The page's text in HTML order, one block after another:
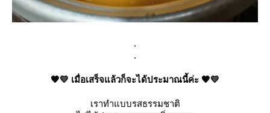
.
.
🧡💛 เมื่อเสร็จแล้วก็จะได้ประมาณนี้ค่ะ 🧡💛
เราทำแบบรสธรรมชาติ